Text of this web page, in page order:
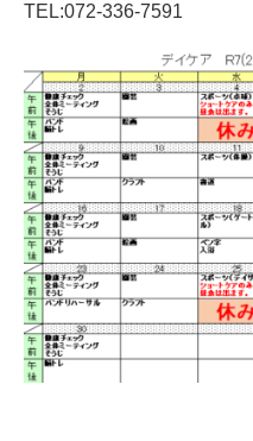
TEL:072-336-7591